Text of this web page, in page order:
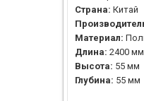
Страна: Китай
Материал:
Длина: 2400 мм
Высота: 55 мм
Глубина: 55 мм